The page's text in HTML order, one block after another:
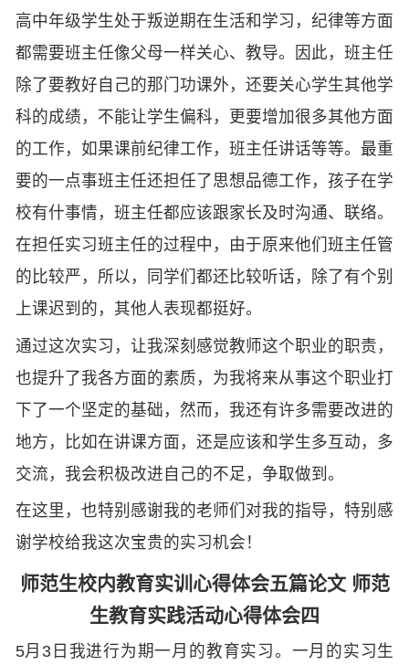
高中年级学生处于叛逆期在生活和学习，纪律等方面
都需要班主任像父母一样关心、教导。因此，班主任
除了要教好自己的那门功课外，还要关心学生其他学
科的成绩，不能让学生偏科，更要增加很多其他方面
的工作，如果课前纪律工作，班主任讲话等等。最重
要的一点事班主任还担任了思想品德工作，孩子在学
校有什事情，班主任都应该跟家长及时沟通、联络。
在担任实习班主任的过程中，由于原来他们班主任管
的比较严，所以，同学们都还比较听话，除了有个别
上课迟到的，其他人表现都挺好。
通过这次实习，让我深刻感觉教师这个职业的职责，
也提升了我各方面的素质，为我将来从事这个职业打
下了一个坚定的基础，然而，我还有许多需要改进的
地方，比如在讲课方面，还是应该和学生多互动，多
交流，我会积极改进自己的不足，争取做到。
在这里，也特别感谢我的老师们对我的指导，特别感
谢学校给我这次宝贵的实习机会！
师范生校内教育实训心得体会五篇论文 师范
生教育实践活动心得体会四
5月3日我进行为期一月的教育实习。一月的实习生